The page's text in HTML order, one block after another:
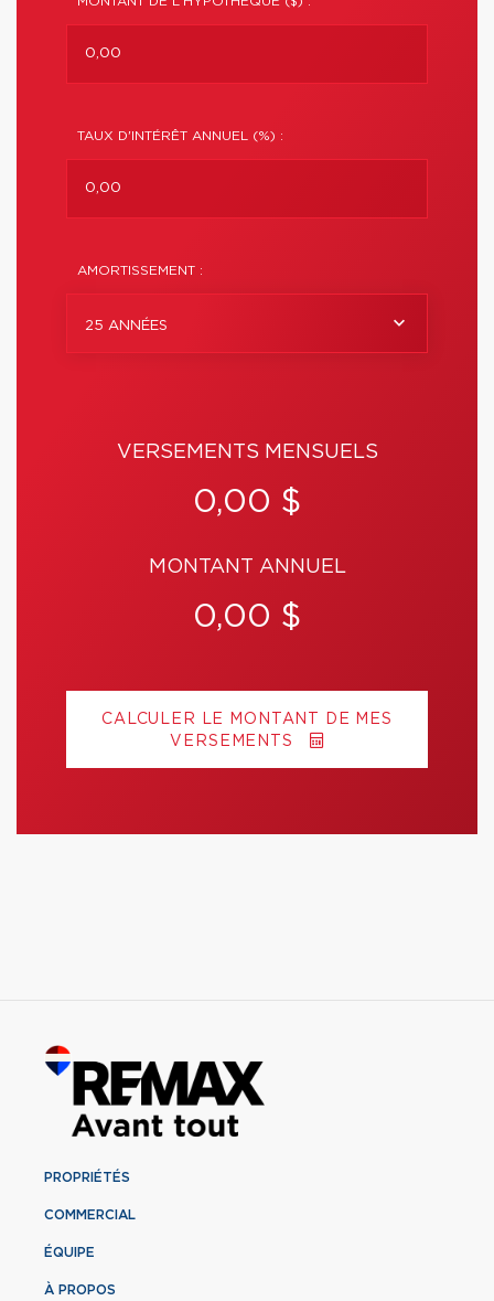
TAUX D'INTÉRÊT ANNUEL (%) :
AMORTISSEMENT :
25 ANNÉES
VERSEMENTS MENSUELS
0,00 $
MONTANT ANNUEL
0,00 $
CALCULER LE MONTANT DE MES
VERSEMENTS
PROPRIÉTÉS
COMMERCIAL
ÉQUIPE
À PROPOS